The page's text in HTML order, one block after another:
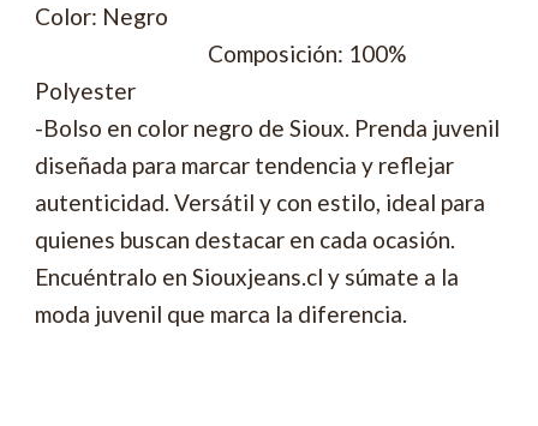
Color: Negro
Composición: 100%
Polyester
-Bolso en color negro de Sioux. Prenda juvenil
diseñada para marcar tendencia y reflejar
autenticidad. Versátil y con estilo, ideal para
quienes buscan destacar en cada ocasión.
Encuéntralo en Siouxjeans.cl y súmate a la
moda juvenil que marca la diferencia.